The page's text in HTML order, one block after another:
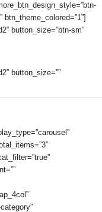
button_size=”btn-sm”
button_size=””